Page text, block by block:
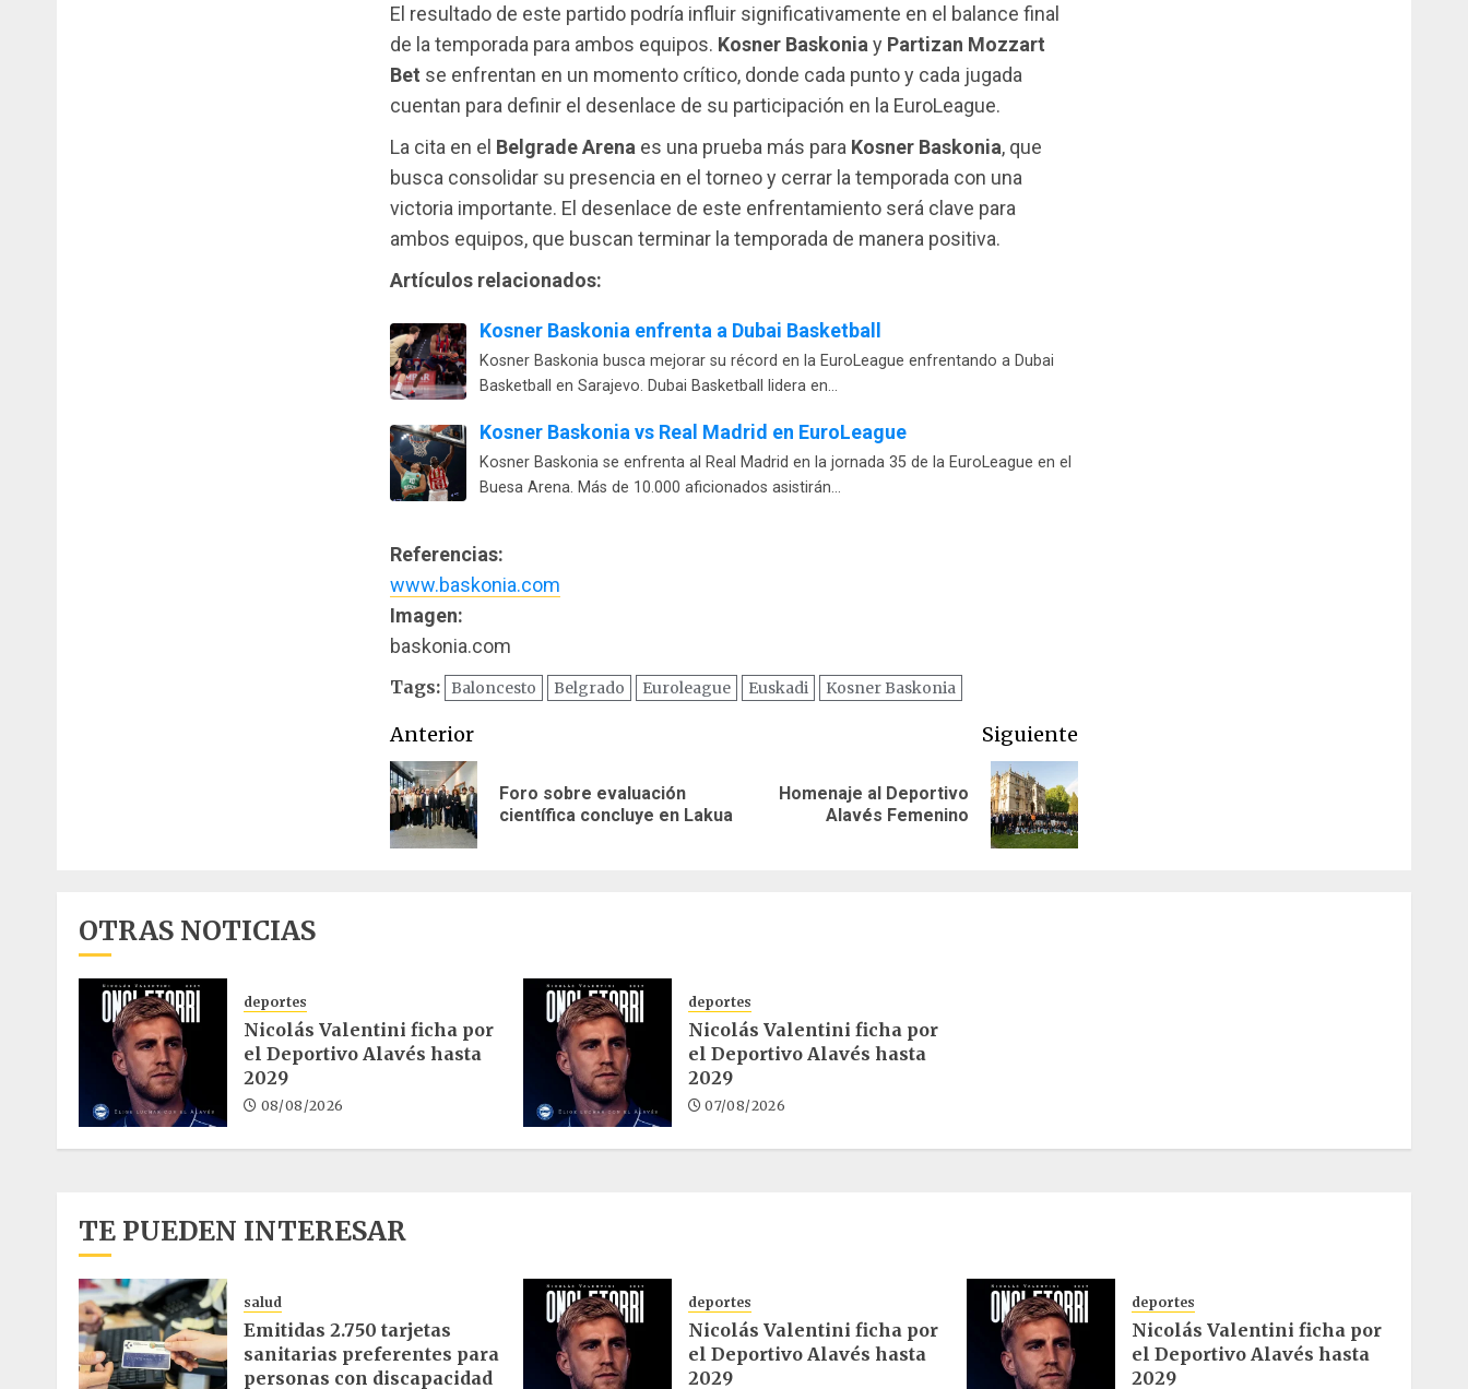
El resultado de este partido podría influir significativamente en el balance final
de la temporada para ambos equipos. Kosner Baskonia y Partizan Mozzart
Bet se enfrentan en un momento crítico, donde cada punto y cada jugada
cuentan para definir el desenlace de su participación en la EuroLeague.
La cita en el Belgrade Arena es una prueba más para Kosner Baskonia, que
busca consolidar su presencia en el torneo y cerrar la temporada con una
victoria importante. El desenlace de este enfrentamiento será clave para
ambos equipos, que buscan terminar la temporada de manera positiva.
Artículos relacionados:
Kosner Baskonia enfrenta a Dubai Basketball
Kosner Baskonia busca mejorar su récord en la EuroLeague enfrentando a Dubai
Basketball en Sarajevo. Dubai Basketball lidera en…
Kosner Baskonia vs Real Madrid en EuroLeague
Kosner Baskonia se enfrenta al Real Madrid en la jornada 35 de la EuroLeague en el
Buesa Arena. Más de 10.000 aficionados asistirán…
Referencias:
www.baskonia.com
Imagen:
baskonia.com
Tags: Baloncesto Belgrado Euroleague Euskadi Kosner Baskonia
Navegación
de
entradas
Anterior
Entrada
anterior:
Foro sobre evaluación
científica concluye en Lakua
Siguiente
Siguiente
Homenaje al Deportivo
Alavés Femenino
OTRAS NOTICIAS
deportes
Nicolás Valentini ficha por
el Deportivo Alavés hasta
2029
08/08/2026
deportes
Nicolás Valentini ficha por
el Deportivo Alavés hasta
2029
07/08/2026
TE PUEDEN INTERESAR
salud
Emitidas 2.750 tarjetas
sanitarias preferentes para
personas con discapacidad
deportes
Nicolás Valentini ficha por
el Deportivo Alavés hasta
2029
deportes
Nicolás Valentini ficha por
el Deportivo Alavés hasta
2029